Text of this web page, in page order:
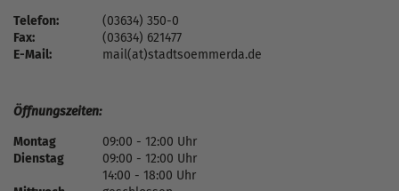
Telefon:
(03634) 350-0
Fax:
(03634) 621477
E-Mail:
mail(at)stadtsoemmerda.de
Öffnungszeiten:
Montag
09:00 - 12:00 Uhr
Dienstag
09:00 - 12:00 Uhr
14:00 - 18:00 Uhr